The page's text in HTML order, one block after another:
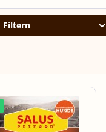
Filtern